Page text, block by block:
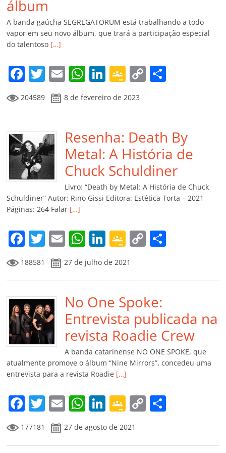
álbum
A banda gaúcha SEGREGATORUM está trabalhando a todo
vapor em seu novo álbum, que trará a participação especial
do talentoso […]
F
a
c
e
b
o
o
k
T
w
itt
er
E
m
ai
l
W
at
s
A
p
p
Li
k
e
dI
n
G
o
o
gl
e
Cl
a
ss
ro
m
C
y
Li
n
k
p
ar
til
h
ar
204589 8 de fevereiro de 2023
Resenha: Death By
Metal: A História de
Chuck Schuldiner
Livro: “Death by Metal: A História de Chuck
Schuldiner” Autor: Rino Gissi Editora: Estética Torta – 2021
Páginas: 264 Falar […]
F
a
c
e
b
o
o
k
T
w
itt
er
E
m
ai
l
W
h
at
s
A
p
p
Li
n
k
e
dI
n
G
o
o
gl
e
Cl
a
ss
ro
o
m
C
y
Li
n
k
p
til
h
ar
188581 27 de julho de 2021
No One Spoke:
Entrevista publicada na
revista Roadie Crew
A banda catarinense NO ONE SPOKE, que
atualmente promove o álbum “Nine Mirrors”, concedeu uma
entrevista para a revista Roadie […]
F
a
c
T
w
itt
E
m
ai
W
at
Li
n
k
G
o
o
C
177181 27 de agosto de 2021